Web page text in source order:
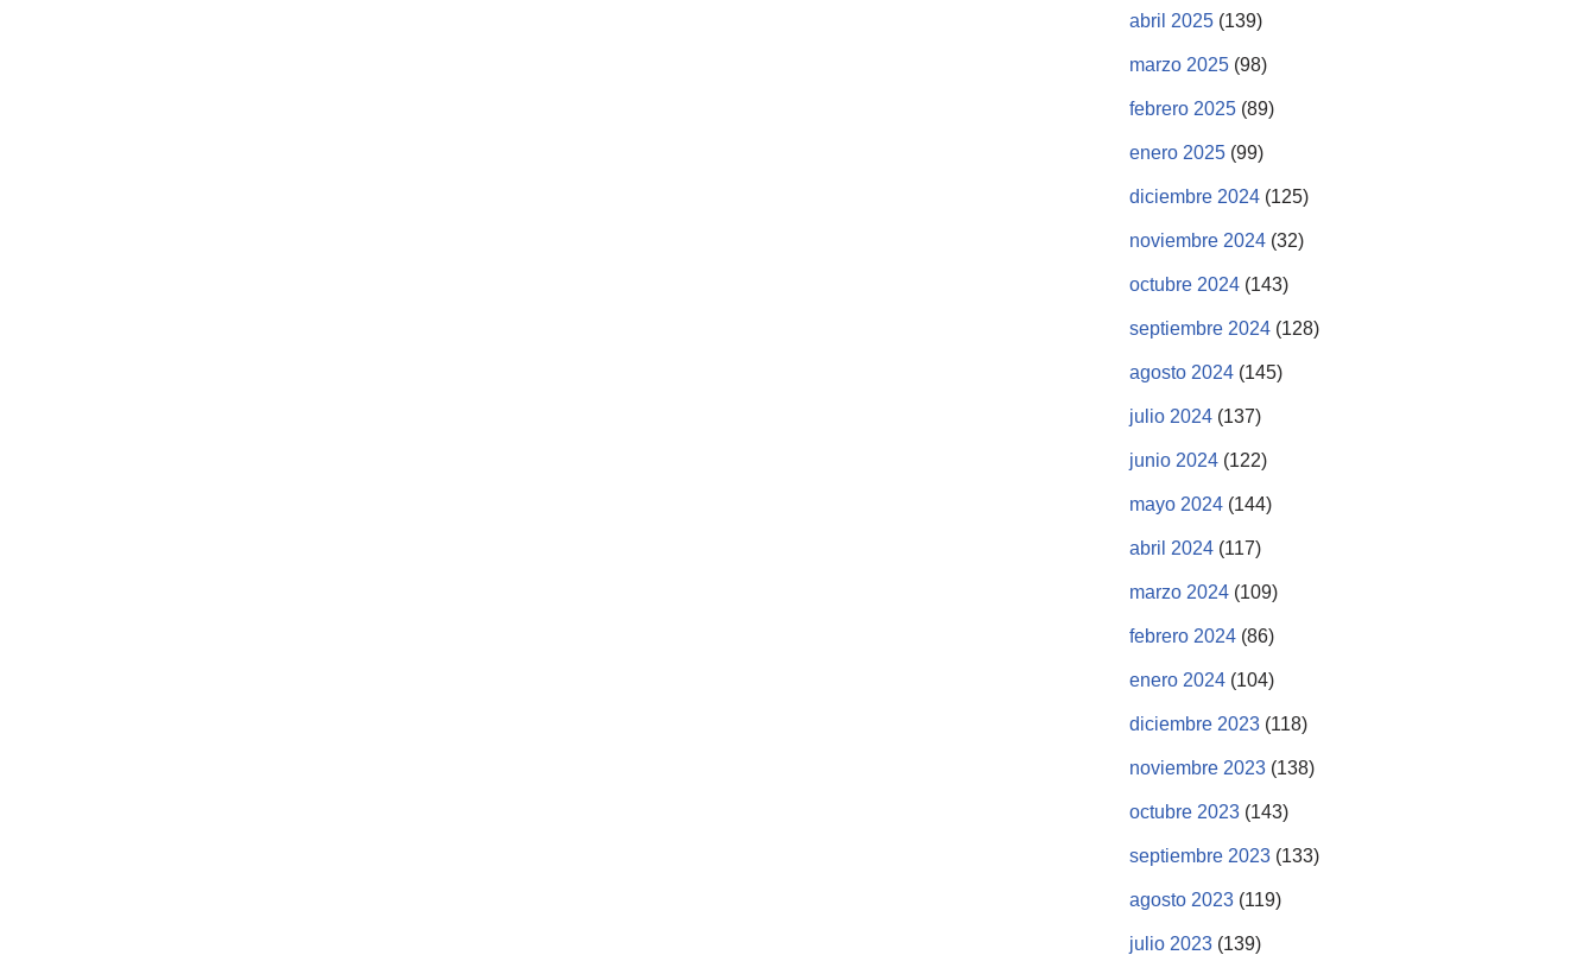
abril 2025 (139)
marzo 2025 (98)
febrero 2025 (89)
enero 2025 (99)
diciembre 2024 (125)
noviembre 2024 (32)
octubre 2024 (143)
septiembre 2024 (128)
agosto 2024 (145)
julio 2024 (137)
junio 2024 (122)
mayo 2024 (144)
abril 2024 (117)
marzo 2024 (109)
febrero 2024 (86)
enero 2024 (104)
diciembre 2023 (118)
noviembre 2023 (138)
octubre 2023 (143)
septiembre 2023 (133)
agosto 2023 (119)
julio 2023 (139)